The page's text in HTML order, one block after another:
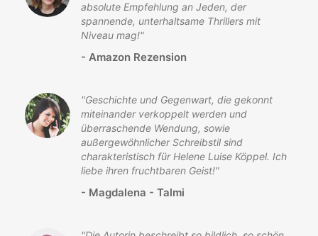
absolute Empfehlung an Jeden, der
spannende, unterhaltsame Thrillers mit
Niveau mag!"
- Amazon Rezension
"Geschichte und Gegenwart, die gekonnt
miteinander verkoppelt werden und
überraschende Wendung, sowie
außergewöhnlicher Schreibstil sind
charakteristisch für Helene Luise Köppel. Ich
liebe ihren fruchtbaren Geist!"
- Magdalena - Talmi